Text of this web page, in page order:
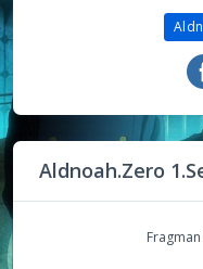
Aldnoah.Zero